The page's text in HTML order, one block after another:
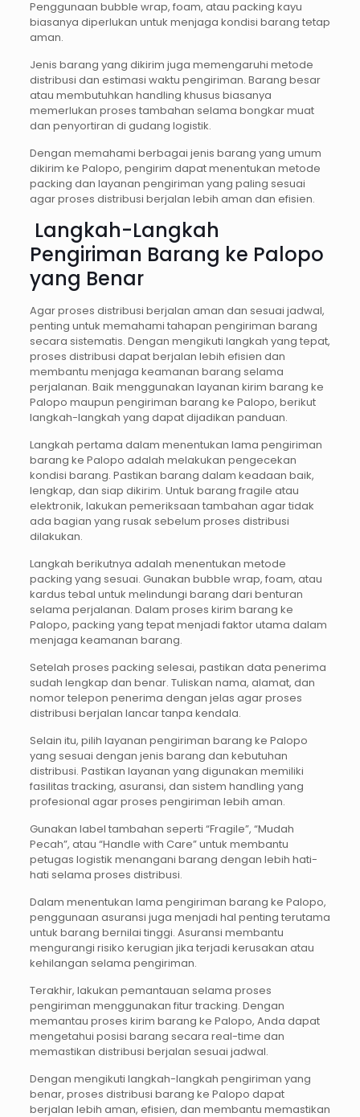
Penggunaan bubble wrap, foam, atau packing kayu
biasanya diperlukan untuk menjaga kondisi barang tetap
aman.
Jenis barang yang dikirim juga memengaruhi metode
distribusi dan estimasi waktu pengiriman. Barang besar
atau membutuhkan handling khusus biasanya
memerlukan proses tambahan selama bongkar muat
dan penyortiran di gudang logistik.
Dengan memahami berbagai jenis barang yang umum
dikirim ke Palopo, pengirim dapat menentukan metode
packing dan layanan pengiriman yang paling sesuai
agar proses distribusi berjalan lebih aman dan efisien.
Langkah-Langkah
Pengiriman Barang ke Palopo
yang Benar
Agar proses distribusi berjalan aman dan sesuai jadwal,
penting untuk memahami tahapan pengiriman barang
secara sistematis. Dengan mengikuti langkah yang tepat,
proses distribusi dapat berjalan lebih efisien dan
membantu menjaga keamanan barang selama
perjalanan. Baik menggunakan layanan kirim barang ke
Palopo maupun pengiriman barang ke Palopo, berikut
langkah-langkah yang dapat dijadikan panduan.
Langkah pertama dalam menentukan lama pengiriman
barang ke Palopo adalah melakukan pengecekan
kondisi barang. Pastikan barang dalam keadaan baik,
lengkap, dan siap dikirim. Untuk barang fragile atau
elektronik, lakukan pemeriksaan tambahan agar tidak
ada bagian yang rusak sebelum proses distribusi
dilakukan.
Langkah berikutnya adalah menentukan metode
packing yang sesuai. Gunakan bubble wrap, foam, atau
kardus tebal untuk melindungi barang dari benturan
selama perjalanan. Dalam proses kirim barang ke
Palopo, packing yang tepat menjadi faktor utama dalam
menjaga keamanan barang.
Setelah proses packing selesai, pastikan data penerima
sudah lengkap dan benar. Tuliskan nama, alamat, dan
nomor telepon penerima dengan jelas agar proses
distribusi berjalan lancar tanpa kendala.
Selain itu, pilih layanan pengiriman barang ke Palopo
yang sesuai dengan jenis barang dan kebutuhan
distribusi. Pastikan layanan yang digunakan memiliki
fasilitas tracking, asuransi, dan sistem handling yang
profesional agar proses pengiriman lebih aman.
Gunakan label tambahan seperti “Fragile”, “Mudah
Pecah”, atau “Handle with Care” untuk membantu
petugas logistik menangani barang dengan lebih hati-
hati selama proses distribusi.
Dalam menentukan lama pengiriman barang ke Palopo,
penggunaan asuransi juga menjadi hal penting terutama
untuk barang bernilai tinggi. Asuransi membantu
mengurangi risiko kerugian jika terjadi kerusakan atau
kehilangan selama pengiriman.
Terakhir, lakukan pemantauan selama proses
pengiriman menggunakan fitur tracking. Dengan
memantau proses kirim barang ke Palopo, Anda dapat
mengetahui posisi barang secara real-time dan
memastikan distribusi berjalan sesuai jadwal.
Dengan mengikuti langkah-langkah pengiriman yang
benar, proses distribusi barang ke Palopo dapat
berjalan lebih aman, efisien, dan membantu memastikan